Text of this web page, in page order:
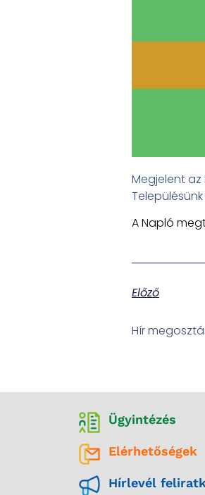
Megjelent az
A Napló
Előző
Hír
Ügyintézés
Elérhetőségek
Hírlevél